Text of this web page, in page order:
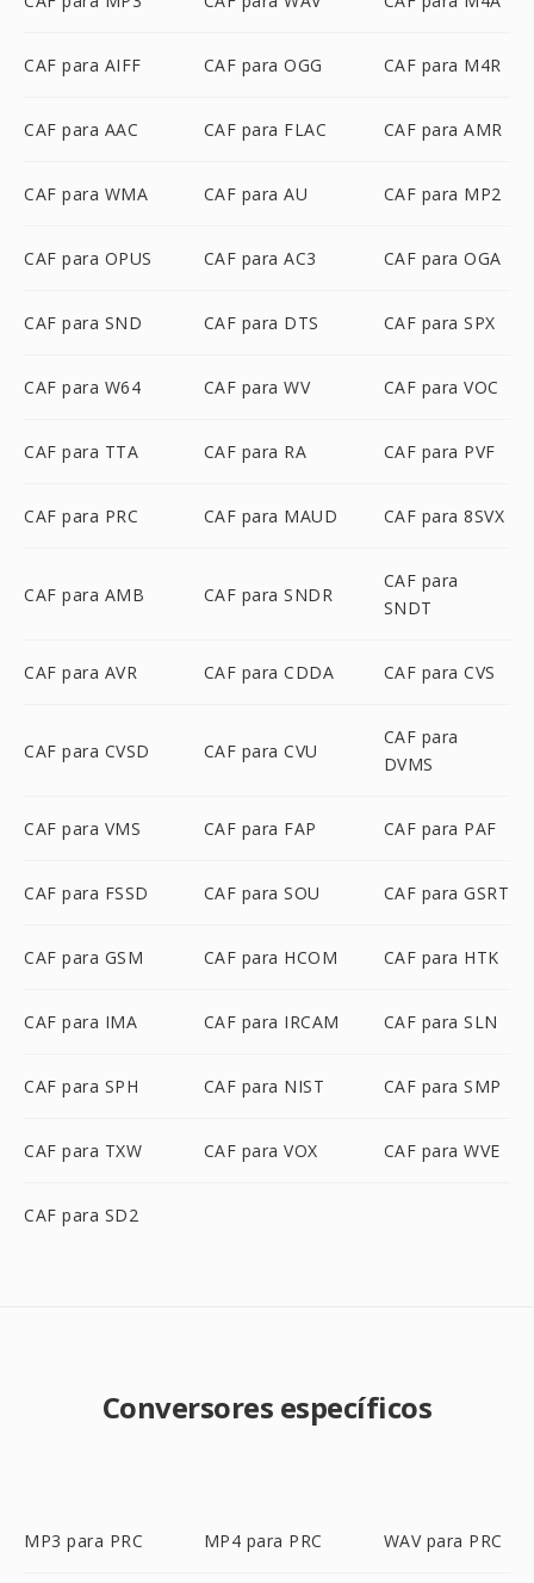
CAF para AIFF CAF para OGG CAF para M4R
CAF para AAC CAF para FLAC CAF para AMR
CAF para WMA CAF para AU CAF para MP2
CAF para OPUS CAF para AC3 CAF para OGA
CAF para SND CAF para DTS CAF para SPX
CAF para W64 CAF para WV CAF para VOC
CAF para TTA CAF para RA CAF para PVF
CAF para PRC CAF para MAUD CAF para 8SVX
CAF para AMB CAF para SNDR
CAF para
SNDT
CAF para AVR CAF para CDDA CAF para CVS
CAF para CVSD CAF para CVU
CAF para
DVMS
CAF para VMS CAF para FAP CAF para PAF
CAF para FSSD CAF para SOU CAF para GSRT
CAF para GSM CAF para HCOM CAF para HTK
CAF para IMA CAF para IRCAM CAF para SLN
CAF para SPH CAF para NIST CAF para SMP
CAF para TXW CAF para VOX CAF para WVE
CAF para SD2
Conversores específicos
MP3 para PRC MP4 para PRC WAV para PRC